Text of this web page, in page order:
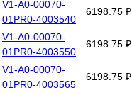
V1-A0-00070-
01PR0-4003540
6198.75 ₽
V1-A0-00070-
01PR0-4003550
6198.75 ₽
V1-A0-00070-
01PR0-4003565
6198.75 ₽